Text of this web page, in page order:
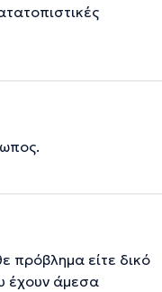
πρόβλημα είτε δικό
έχουν άμεσα